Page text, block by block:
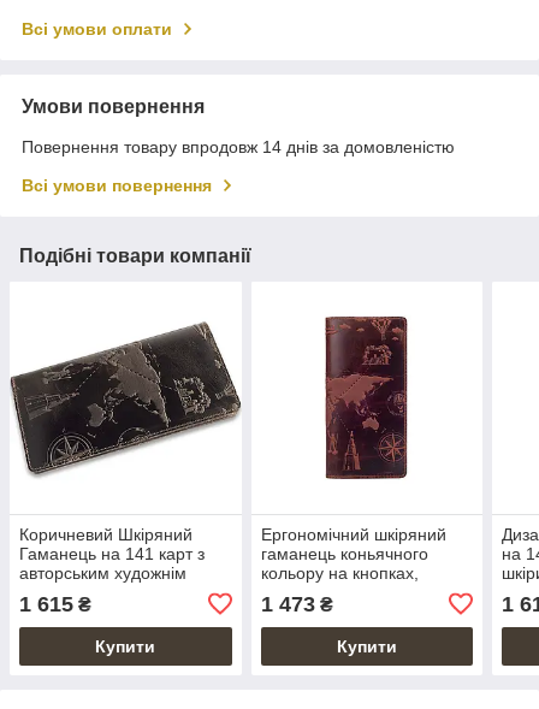
Всі умови оплати
Умови повернення
Повернення товару впродовж 14 днів за домовленістю
Всі умови повернення
Подібні товари компанії
Коричневий Шкіряний
Гаманець на 141 карт з
авторським художнім
тисненням "7 wonders of
the world "
1 615 ₴
Купити
Ергономічний шкіряний
гаманець коньячного
кольору на кнопках,
тиснення "7 wonders of the
world"
1 473₴
Купити
на
1